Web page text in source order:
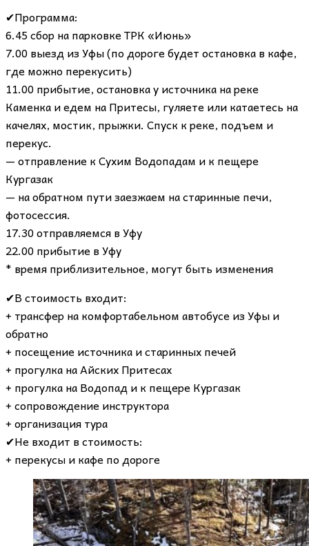
✔Программа:
6.45 сбор на парковке ТРК «Июнь»
7.00 выезд из Уфы (по дороге будет остановка в кафе,
где можно перекусить)
11.00 прибытие, остановка у источника на реке
Каменка и едем на Притесы, гуляете или катаетесь на
качелях, мостик, прыжки. Спуск к реке, подъем и
перекус.
— отправление к Сухим Водопадам и к пещере
Кургазак
— на обратном пути заезжаем на старинные печи,
фотосессия.
17.30 отправляемся в Уфу
22.00 прибытие в Уфу
* время приблизительное, могут быть изменения
✔В стоимость входит:
+ трансфер на комфортабельном автобусе из Уфы и
обратно
+ посещение источника и старинных печей
+ прогулка на Айских Притесах
+ прогулка на Водопад и к пещере Кургазак
+ сопровождение инструктора
+ организация тура
✔Не входит в стоимость:
+ перекусы и кафе по дороге